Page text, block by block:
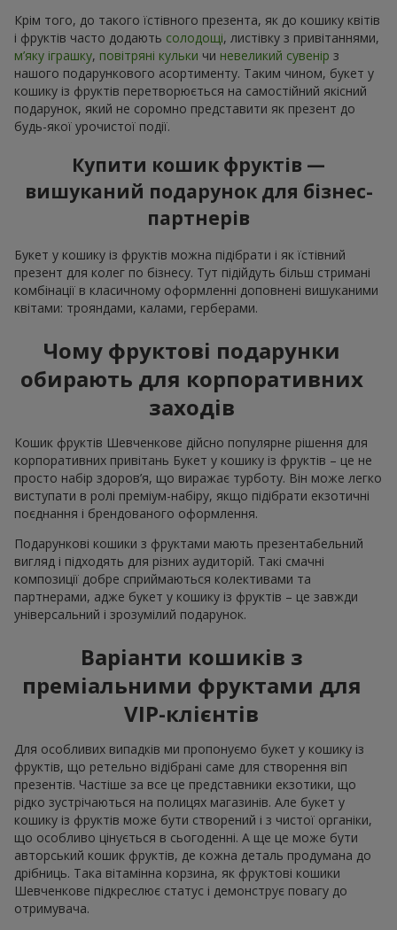
Крім того, до такого їстівного презента, як до кошику квітів
і фруктів часто додають солодощі, листівку з привітаннями,
м’яку іграшку, повітряні кульки чи невеликий сувенір з
нашого подарункового асортименту. Таким чином, букет у
кошику із фруктів перетворюється на самостійний якісний
подарунок, який не соромно представити як презент до
будь-якої урочистої події.
Купити кошик фруктів —
вишуканий подарунок для бізнес-
партнерів
Букет у кошику із фруктів можна підібрати і як їстівний
презент для колег по бізнесу. Тут підійдуть більш стримані
комбінації в класичному оформленні доповнені вишуканими
квітами: трояндами, калами, герберами.
Чому фруктові подарунки
обирають для корпоративних
заходів
Кошик фруктів Шевченкове дійсно популярне рішення для
корпоративних привітань Букет у кошику із фруктів – це не
просто набір здоров’я, що виражає турботу. Він може легко
виступати в ролі преміум-набіру, якщо підібрати екзотичні
поєднання і брендованого оформлення.
Подарункові кошики з фруктами мають презентабельний
вигляд і підходять для різних аудиторій. Такі смачні
композиції добре сприймаються колективами та
партнерами, адже букет у кошику із фруктів – це завжди
універсальний і зрозумілий подарунок.
Варіанти кошиків з
преміальними фруктами для
VIP-клієнтів
Для особливих випадків ми пропонуємо букет у кошику із
фруктів, що ретельно відібрані саме для створення віп
презентів. Частіше за все це представники екзотики, що
рідко зустрічаються на полицях магазинів. Але букет у
кошику із фруктів може бути створений і з чистої органіки,
що особливо цінується в сьогоденні. А ще це може бути
авторський кошик фруктів, де кожна деталь продумана до
дрібниць. Така вітамінна корзина, як фруктові кошики
Шевченкове підкреслює статус і демонструє повагу до
отримувача.